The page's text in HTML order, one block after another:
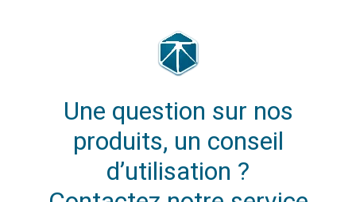
Une question sur nos
produits, un conseil
d’utilisation ?